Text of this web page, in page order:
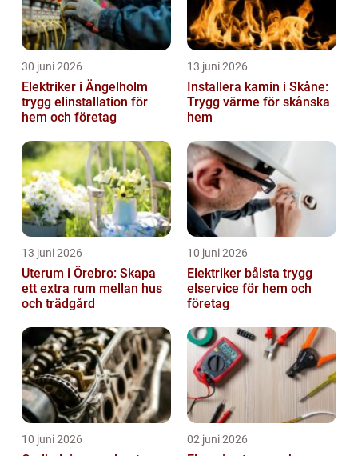
30 juni 2026
Elektriker i Ängelholm
trygg elinstallation för
hem och företag
13 juni 2026
Installera kamin i Skåne:
Trygg värme för skånska
hem
13 juni 2026
Uterum i Örebro: Skapa
ett extra rum mellan hus
och trädgård
10 juni 2026
Elektriker bålsta trygg
elservice för hem och
företag
10 juni 2026 02 juni 2026